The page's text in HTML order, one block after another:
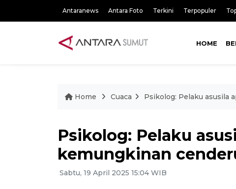
Antaranews Antara Foto Terkini Terpopuler
HOME
Home Cuaca Psikolog: Pelaku asusila
Psikolog: Pelaku
kemungkinan
Sabtu, 19 April 2025 15:04 WIB